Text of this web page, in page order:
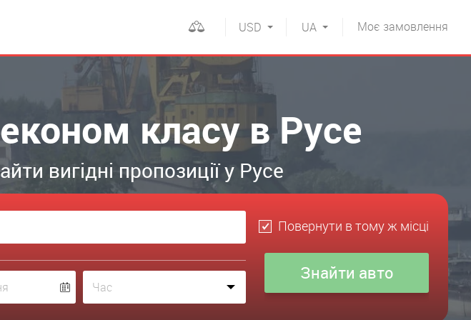
Моє замовлення
UA
USD
класу в Русе
вигідні пропозиції у Русе
Повернути в тому ж місці